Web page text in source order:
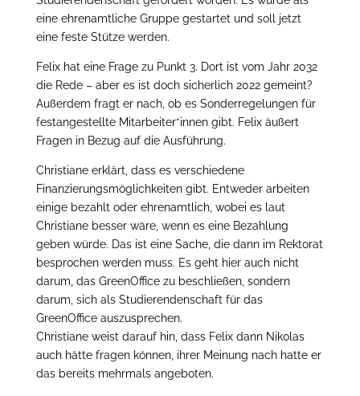
eine ehrenamtliche Gruppe gestartet und soll jetzt
eine feste Stütze werden.
Felix hat eine Frage zu Punkt 3. Dort ist vom Jahr 2032
die Rede – aber es ist doch sicherlich 2022 gemeint?
Außerdem fragt er nach, ob es Sonderregelungen für
festangestellte Mitarbeiter*innen gibt. Felix äußert
Fragen in Bezug auf die Ausführung.
Christiane erklärt, dass es verschiedene
Finanzierungsmöglichkeiten gibt. Entweder arbeiten
einige bezahlt oder ehrenamtlich, wobei es laut
Christiane besser wäre, wenn es eine Bezahlung
geben würde. Das ist eine Sache, die dann im Rektorat
besprochen werden muss. Es geht hier auch nicht
darum, das GreenOffice zu beschließen, sondern
darum, sich als Studierendenschaft für das
GreenOffice auszusprechen.
Christiane weist darauf hin, dass Felix dann Nikolas
auch hätte fragen können, ihrer Meinung nach hatte er
das bereits mehrmals angeboten.